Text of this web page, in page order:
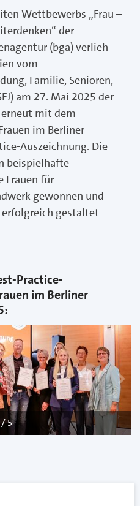
Wettbewerbs „Frau –
der
(bga) verlieh
vom
Familie, Senioren,
am 27. Mai 2025 der
mit dem
im Berliner
Auszeichnung. Die
beispielhafte
Frauen für
gewonnen und
gestaltet
Practice-
im Berliner
5